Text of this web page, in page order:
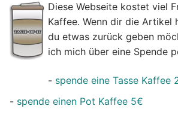
Diese Webseite kostet viel
Kaffee. Wenn dir die Artikel
du etwas zurück geben
ich mich über eine Spende
- spende eine Tasse Kaffee
- spende einen Pot Kaffee 5€